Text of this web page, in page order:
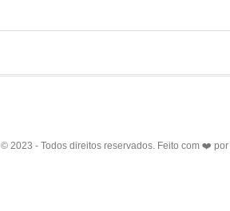
© 2023 - Todos direitos reservados. Feito com ❤️ por